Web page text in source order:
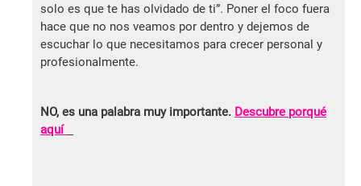
solo es que te has olvidado de ti”. Poner el foco fuera
hace que no nos veamos por dentro y dejemos de
escuchar lo que necesitamos para crecer personal y
profesionalmente.
NO, es una palabra muy importante. Descubre porqué
aquí